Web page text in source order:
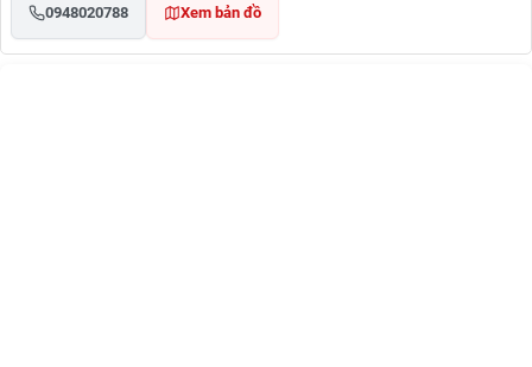
0948020788 Xem bản đồ